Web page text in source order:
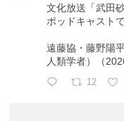
文化放送「武田
ポッドキャスト
遠藤協・藤野陽
人類学者）（
12